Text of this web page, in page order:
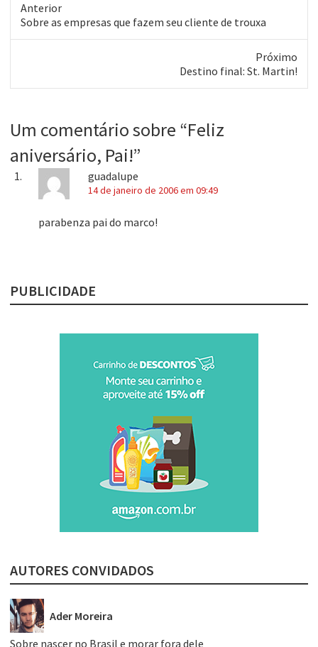
Anterior
Post
anterior:
Sobre as empresas que fazem seu cliente de trouxa
Próximo
post:
Destino final: St. Martin!
Um comentário sobre “Feliz
aniversário, Pai!”
guadalupe
14 de janeiro de 2006 em 09:49
parabenza pai do marco!
PUBLICIDADE
AUTORES CONVIDADOS
Ader Moreira
Sobre nascer no Brasil e morar fora dele